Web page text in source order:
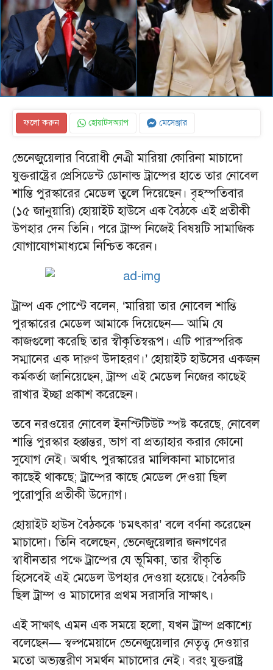
ফলো করুন হোয়াটসঅ্যাপ মেসেঞ্জার
ভেনেজুয়েলার বিরোধী নেত্রী মারিয়া কোরিনা মাচাদো
যুক্তরাষ্ট্রের প্রেসিডেন্ট ডোনাল্ড ট্রাম্পের হাতে তার নোবেল
শান্তি পুরস্কারের মেডেল তুলে দিয়েছেন। বৃহস্পতিবার
(১৫ জানুয়ারি) হোয়াইট হাউসে এক বৈঠকে এই প্রতীকী
উপহার দেন তিনি। পরে ট্রাম্প নিজেই বিষয়টি সামাজিক
যোগাযোগমাধ্যমে নিশ্চিত করেন।
ট্রাম্প এক পোস্টে বলেন, ‘মারিয়া তার নোবেল শান্তি
পুরস্কারের মেডেল আমাকে দিয়েছেন— আমি যে
কাজগুলো করেছি তার স্বীকৃতিস্বরূপ। এটি পারস্পরিক
সম্মানের এক দারুণ উদাহরণ।’ হোয়াইট হাউসের একজন
কর্মকর্তা জানিয়েছেন, ট্রাম্প এই মেডেল নিজের কাছেই
রাখার ইচ্ছা প্রকাশ করেছেন।
তবে নরওয়ের নোবেল ইনস্টিটিউট স্পষ্ট করেছে, নোবেল
শান্তি পুরস্কার হস্তান্তর, ভাগ বা প্রত্যাহার করার কোনো
সুযোগ নেই। অর্থাৎ পুরস্কারের মালিকানা মাচাদোর
কাছেই থাকছে; ট্রাম্পের কাছে মেডেল দেওয়া ছিল
পুরোপুরি প্রতীকী উদ্যোগ।
হোয়াইট হাউস বৈঠককে ‘চমৎকার’ বলে বর্ণনা করেছেন
মাচাদো। তিনি বলেছেন, ভেনেজুয়েলার জনগণের
স্বাধীনতার পক্ষে ট্রাম্পের যে ভূমিকা, তার স্বীকৃতি
হিসেবেই এই মেডেল উপহার দেওয়া হয়েছে। বৈঠকটি
ছিল ট্রাম্প ও মাচাদোর প্রথম সরাসরি সাক্ষাৎ।
এই সাক্ষাৎ এমন এক সময়ে হলো, যখন ট্রাম্প প্রকাশ্যে
বলেছেন— স্বল্পমেয়াদে ভেনেজুয়েলার নেতৃত্ব দেওয়ার
মতো অভ্যন্তরীণ সমর্থন মাচাদোর নেই। বরং যুক্তরাষ্ট্র